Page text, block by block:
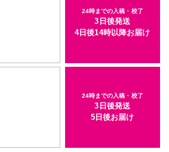
認）
円
トラミ＋7mmスチレンパネル
900mm×1800mm
▶ その他の仕様
24時までの入稿・校了
3日後発送
4日後14時以降お届け
24時までの入稿・校了
3日後発送
5日後お届け